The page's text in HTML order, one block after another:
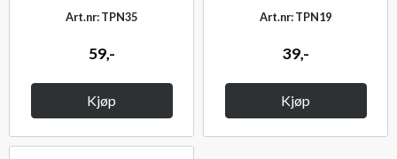
Art.nr: TPN35
59,-
Kjøp
Art.nr: TPN19
39,-
Kjøp